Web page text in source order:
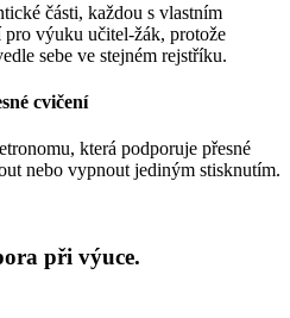
části, každou s vlastním
pro výuku učitel-žák, protože
sebe ve stejném rejstříku.
cvičení
která podporuje přesné
nebo vypnout jediným stisknutím.
při výuce.